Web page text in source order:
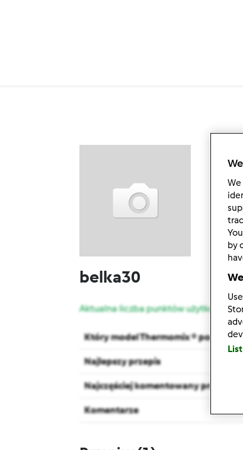
belka30
Aktualna liczba punktów użytkownika:
Który model Thermomix ®
Najlepszy przepis
Najczęściej komentowany przepis
Komentarze
by